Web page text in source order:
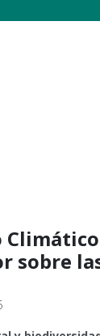
sobre